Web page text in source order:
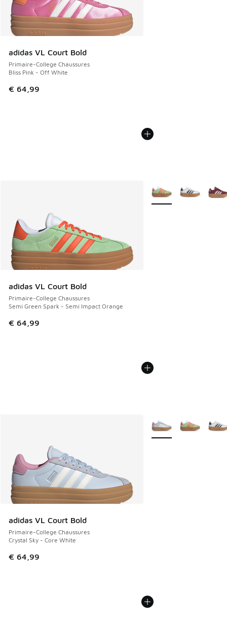
adidas VL Court Bold
Primaire-College Chaussures
Bliss Pink - Off White
€ 64,99
adidas VL Court Bold
Primaire-College Chaussures
Semi Green Spark - Semi Impact Orange
€ 64,99
Plus de couleurs
adidas VL Court Bold
Primaire-College Chaussures
Crystal Sky - Core White
€ 64,99
Plus de couleurs